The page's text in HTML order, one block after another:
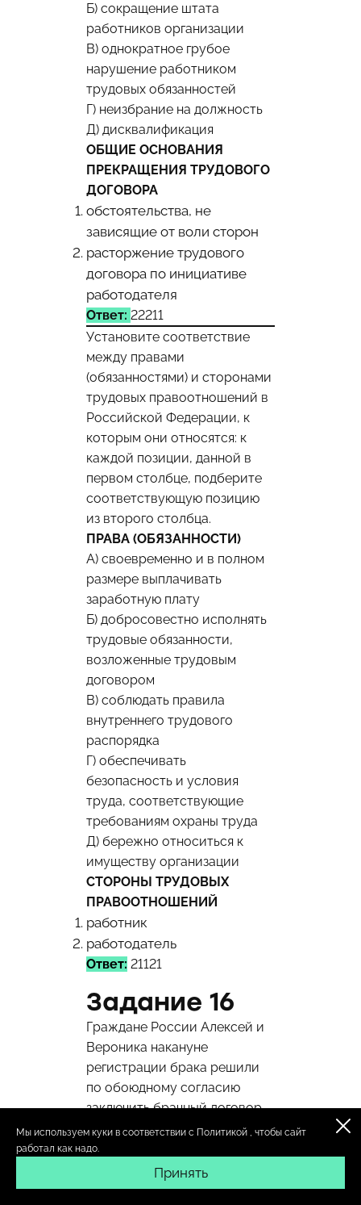
Мы используем куки в соответствии с Политикой , чтобы сайт
работал как надо.
Принять
Б) сокращение штата
работников организации
В) однократное грубое
нарушение работником
трудовых обязанностей
Г) неизбрание на должность
Д) дисквалификация
ОБЩИЕ ОСНОВАНИЯ
ПРЕКРАЩЕНИЯ ТРУДОВОГО
ДОГОВОРА
обстоятельства, не
зависящие от воли сторон
расторжение трудового
договора по инициативе
работодателя
Ответ: 22211
Установите соответствие
между правами
(обязанностями) и сторонами
трудовых правоотношений в
Российской Федерации, к
которым они относятся: к
каждой позиции, данной в
первом столбце, подберите
соответствующую позицию
из второго столбца.
ПРАВА (ОБЯЗАННОСТИ)
А) своевременно и в полном
размере выплачивать
заработную плату
Б) добросовестно исполнять
трудовые обязанности,
возложенные трудовым
договором
В) соблюдать правила
внутреннего трудового
распорядка
Г) обеспечивать
безопасность и условия
труда, соответствующие
требованиям охраны труда
Д) бережно относиться к
имуществу организации
СТОРОНЫ ТРУДОВЫХ
ПРАВООТНОШЕНИЙ
работник
работодатель
Ответ: 21121
Задание 16
Граждане России Алексей и
Вероника накануне
регистрации брака решили
по обоюдному согласию
заключить брачный договор.
Нотариус, к которому они
обратились за
удостоверением брачного
договора, указал на